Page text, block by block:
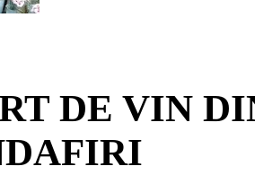
DE VIN